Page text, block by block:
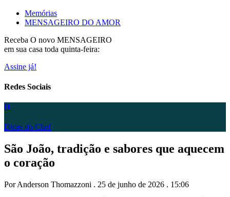
Memórias
MENSAGEIRO DO AMOR
Receba O novo MENSAGEIRO
em sua casa toda quinta-feira:
Assine já!
Redes Sociais
D
Dicas do Chef
São João, tradição e sabores que aquecem
o coração
Por Anderson Thomazzoni . 25 de junho de 2026 . 15:06